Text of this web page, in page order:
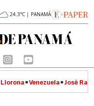
24.3°C | PANAMÁ
Venezuela José